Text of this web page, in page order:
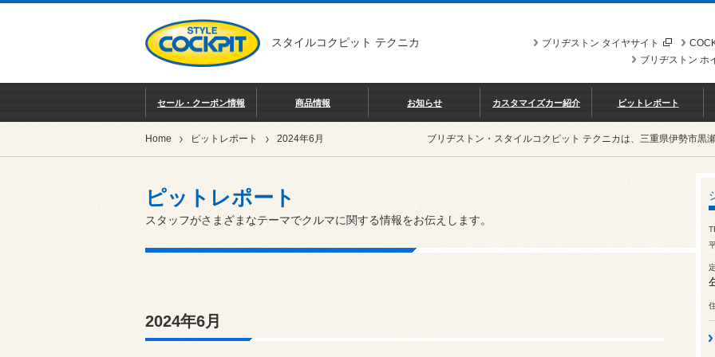
スタイルコクピット テクニカ
ブリヂストン タイヤサイト
ブリヂストン ホ
セール・クーポン情報 商品情報 お知らせ カスタマイズカー紹介 ピットレポート
Home ピットレポート 2024年6月 ブリヂストン・スタイルコクピット テクニカは、三重県伊勢市黒
ピットレポート
スタッフがさまざまなテーマでクルマに関する情報をお伝えします。
2024年6月